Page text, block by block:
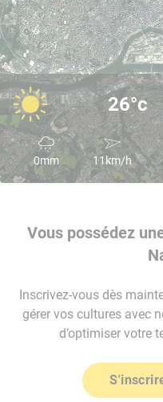
26°c
0mm 11km/h
Vous possédez
Inscrivez-vous dès
gérer vos cultures avec
d’optimiser votre